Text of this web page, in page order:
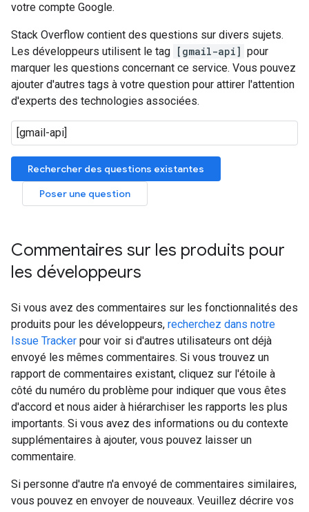
votre compte Google.
Stack Overflow contient des questions sur divers sujets.
Les développeurs utilisent le tag [gmail-api] pour
marquer les questions concernant ce service. Vous pouvez
ajouter d'autres tags à votre question pour attirer l'attention
d'experts des technologies associées.
Rechercher des questions existantes
Poser une question
Commentaires sur les produits pour
les développeurs
Si vous avez des commentaires sur les fonctionnalités des
produits pour les développeurs, recherchez dans notre
Issue Tracker pour voir si d'autres utilisateurs ont déjà
envoyé les mêmes commentaires. Si vous trouvez un
rapport de commentaires existant, cliquez sur l'étoile à
côté du numéro du problème pour indiquer que vous êtes
d'accord et nous aider à hiérarchiser les rapports les plus
importants. Si vous avez des informations ou du contexte
supplémentaires à ajouter, vous pouvez laisser un
commentaire.
Si personne d'autre n'a envoyé de commentaires similaires,
vous pouvez en envoyer de nouveaux. Veuillez décrire vos